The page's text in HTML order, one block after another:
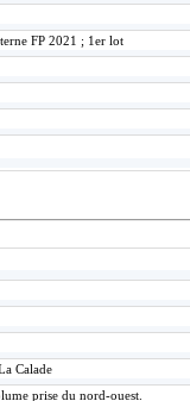
FP 2021 ; 1er lot
Calade
prise du nord-ouest.